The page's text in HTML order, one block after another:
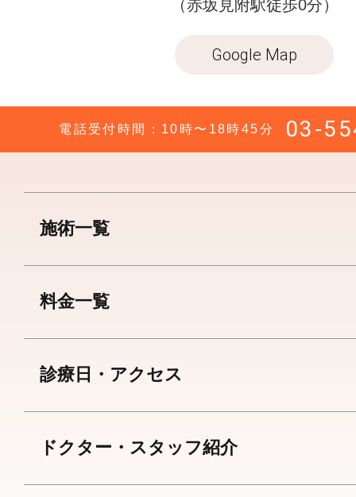
（赤坂見附駅徒歩0分）
Google Map
電話受付時間：10時〜18時45分 03-
施術一覧
料金一覧
診療日・アクセス
ドクター・スタッフ紹介